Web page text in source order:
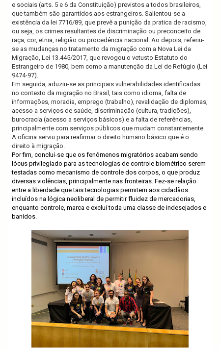
e sociais (arts. 5 e 6 da Constituição) previstos a todos brasileiros,
que também são garantidos aos estrangeiros. Salientou-se a
existência da lei 7716/89, que prevê a punição da pratica de racismo,
ou seja, os crimes resultantes de discriminação ou preconceito de
raça, cor, etnia, religião ou procedência nacional. Ao depois, referiu-
se as mudanças no tratamento da migração com a Nova Lei da
Migração, Lei 13.445/2017, que revogou o vetusto Estatuto do
Estrangeiro de 1980, bem como a manutenção da Lei de Refúgio (Lei
9474-97).
Em seguida, aduziu-se as principais vulnerabilidades identificadas
no contexto da migração no Brasil, tais como idioma, falta de
informações, moradia, emprego (trabalho), revalidação de diplomas,
acesso a serviços de saúde, discriminação (cultura, tradições),
burocracia (acesso a serviços básicos) e a falta de referências,
principalmente com serviços públicos que mudam constantemente.
A oficina serviu para reafirmar o direito humano básico que é o
direito à migração.
Por fim, conclui-se que os fenômenos migratórios acabam sendo
lócus privilegiado para as tecnologias de controle biométrico serem
testadas como mecanismo de controle dos corpos, o que produz
diversas violências, principalmente nas fronteiras. Fez-se relação
entre a liberdade que tais tecnologias permitem aos cidadãos
incluídos na lógica neoliberal de permitir fluidez de mercadorias,
enquanto controle, marca e exclui toda uma classe de indesejados e
banidos.